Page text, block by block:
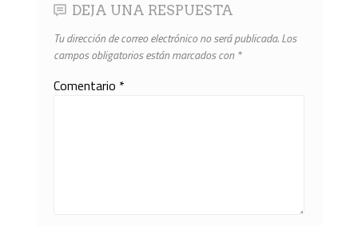
DEJA UNA RESPUESTA
Tu dirección de correo electrónico no será publicada.Los
campos obligatorios están marcados con *
Comentario *